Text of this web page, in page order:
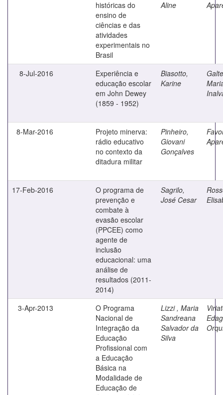
históricas do
ensino de
ciências e das
atividades
experimentais no
Brasil
Aline
8-Jul-2016
Experiência e
educação escolar
em John Dewey
(1859 - 1952)
Biasotto,
Karine
8-Mar-2016
Projeto minerva:
rádio educativo
no contexto da
ditadura militar
Pinheiro,
Giovani
Gonçalves
17-Feb-2016
O programa de
prevenção e
combate à
evasão escolar
(PPCEE) como
agente de
inclusão
educacional: uma
análise de
resultados (2011-
2014)
Sagrilo,
José Cesar
3-Apr-2013
O Programa
Nacional de
Integração da
Educação
Profissional com
a Educação
Básica na
Modalidade de
Educação de
Lizzi , Maria
Sandreana
Salvador da
Silva